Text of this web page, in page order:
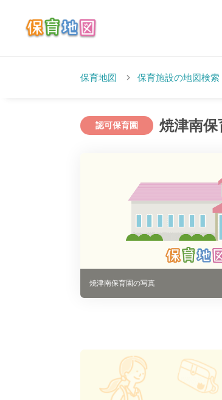
保育地図 保育施設の地図検索
認可保育園 焼津南保
焼津南保育園の写真